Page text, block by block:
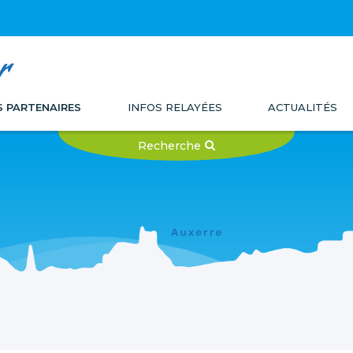
ACTUALITÉS
PARTENAIRES INFOS RELAYÉES
Recherche